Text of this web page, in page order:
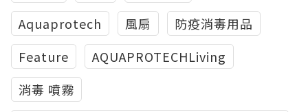
Aquaprotech
風扇
防疫消毒用品
Feature
AQUAPROTECHLiving
消毒 噴霧